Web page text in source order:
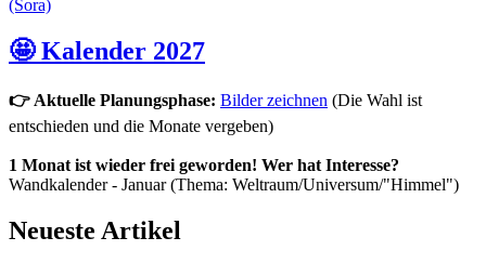
🤩 Kalender 2027
👉 Aktuelle Planungsphase: Bilder zeichnen (Die Wahl ist
entschieden und die Monate vergeben)
1 Monat ist wieder frei geworden! Wer hat Interesse?
Wandkalender - Januar (Thema: Weltraum/Universum/"Himmel")
Neueste Artikel